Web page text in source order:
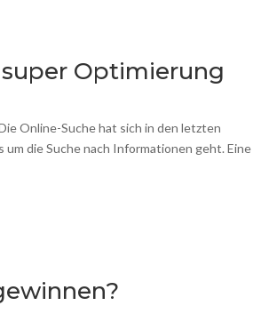
Optimierung
Online-Suche hat sich in den letzten
die Suche nach Informationen geht. Eine